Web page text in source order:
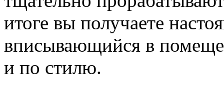
итоге вы получаете
вписывающийся в
и по стилю.